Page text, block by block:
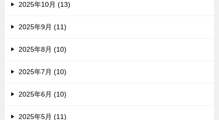
2025年10月 (13)
2025年9月 (11)
2025年8月 (10)
2025年7月 (10)
2025年6月 (10)
2025年5月 (11)